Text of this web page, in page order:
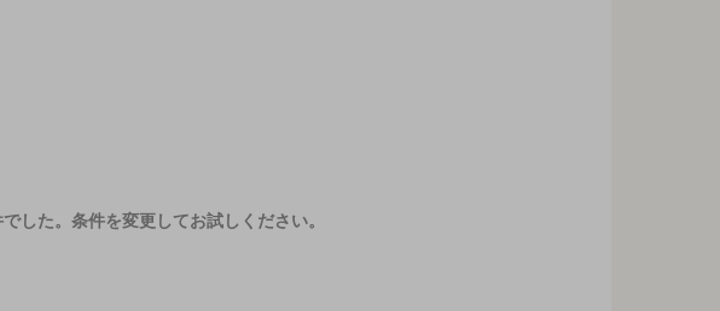
した。 条件を変更してお試しください。